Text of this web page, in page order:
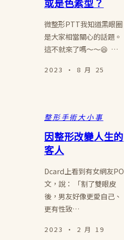
或是色素型？
微整形PTT我知道黑眼圈
是大家相當關心的話題。
這不就來了嗎～～😆 …
2023 · 8 月 25
整形手術大小事
因整形改變人生的
客人
Dcard上看到有女網友PO
文，說： 「割了雙眼皮
後，男友好像更愛自己、
更有性致…
2023 · 2 月 19